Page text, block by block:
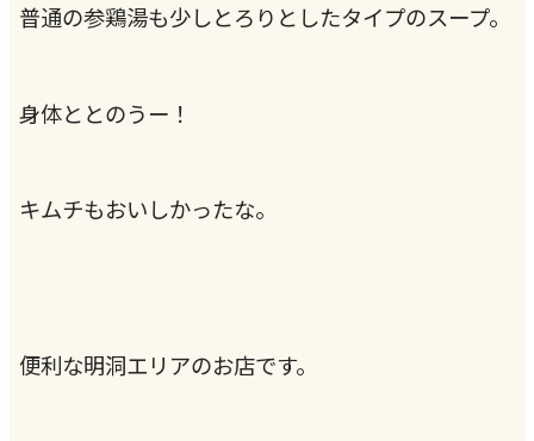
普通の参鶏湯も少しとろりとしたタイプのスープ。
身体ととのうー！
キムチもおいしかったな。
便利な明洞エリアのお店です。